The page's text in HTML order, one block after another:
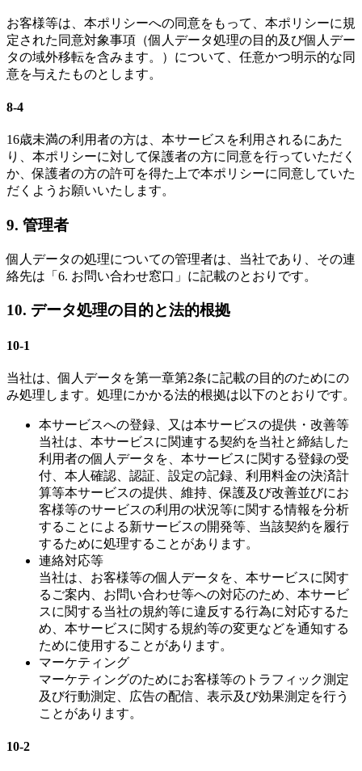
お客様等は、本ポリシーへの同意をもって、本ポリシーに規
定された同意対象事項（個人データ処理の目的及び個人デー
タの域外移転を含みます。）について、任意かつ明示的な同
意を与えたものとします。
8-4
16歳未満の利用者の方は、本サービスを利用されるにあた
り、本ポリシーに対して保護者の方に同意を行っていただく
か、保護者の方の許可を得た上で本ポリシーに同意していた
だくようお願いいたします。
9. 管理者
個人データの処理についての管理者は、当社であり、その連
絡先は「6. お問い合わせ窓口」に記載のとおりです。
10. データ処理の目的と法的根拠
10-1
当社は、個人データを第一章第2条に記載の目的のためにの
み処理します。処理にかかる法的根拠は以下のとおりです。
本サービスへの登録、又は本サービスの提供・改善等
当社は、本サービスに関連する契約を当社と締結した
利用者の個人データを、本サービスに関する登録の受
付、本人確認、認証、設定の記録、利用料金の決済計
算等本サービスの提供、維持、保護及び改善並びにお
客様等のサービスの利用の状況等に関する情報を分析
することによる新サービスの開発等、当該契約を履行
するために処理することがあります。
連絡対応等
当社は、お客様等の個人データを、本サービスに関す
るご案内、お問い合わせ等への対応のため、本サービ
スに関する当社の規約等に違反する行為に対応するた
め、本サービスに関する規約等の変更などを通知する
ために使用することがあります。
マーケティング
マーケティングのためにお客様等のトラフィック測定
及び行動測定、広告の配信、表示及び効果測定を行う
ことがあります。
10-2